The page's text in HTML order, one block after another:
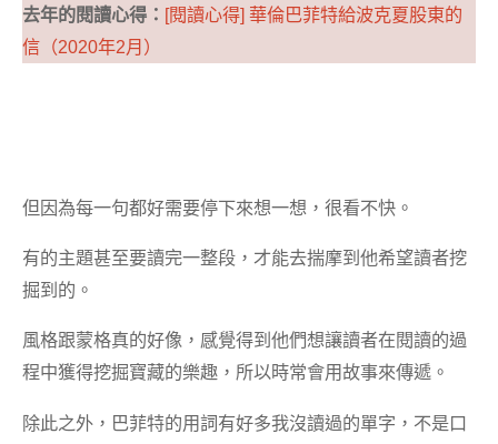
去年的閱讀心得： [閱讀心得] 華倫巴菲特給波克夏股東的
信（2020年2月）
但因為每一句都好需要停下來想一想，很看不快。
有的主題甚至要讀完一整段，才能去揣摩到他希望讀者挖
掘到的。
風格跟蒙格真的好像，感覺得到他們想讓讀者在閱讀的過
程中獲得挖掘寶藏的樂趣，所以時常會用故事來傳遞。
除此之外，巴菲特的用詞有好多我沒讀過的單字，不是口